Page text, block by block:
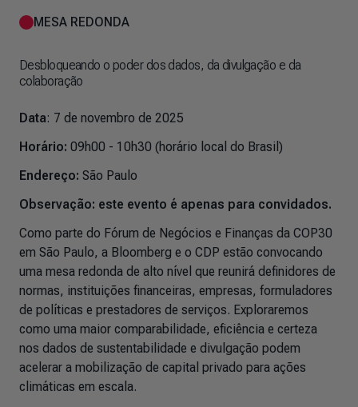
MESA REDONDA
Desbloqueando o poder dos dados, da divulgação e da
colaboração
Data: 7 de novembro de 2025
Horário: 09h00 - 10h30 (horário local do Brasil)
Endereço: São Paulo
Observação: este evento é apenas para convidados.
Como parte do Fórum de Negócios e Finanças da COP30
em São Paulo, a Bloomberg e o CDP estão convocando
uma mesa redonda de alto nível que reunirá definidores de
normas, instituições financeiras, empresas, formuladores
de políticas e prestadores de serviços. Exploraremos
como uma maior comparabilidade, eficiência e certeza
nos dados de sustentabilidade e divulgação podem
acelerar a mobilização de capital privado para ações
climáticas em escala.